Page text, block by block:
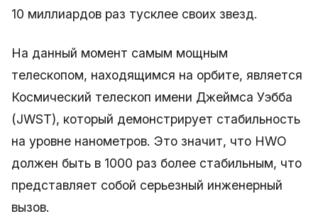
10 миллиардов раз тусклее своих звезд.
На данный момент самым мощным
телескопом, находящимся на орбите, является
Космический телескоп имени Джеймса Уэбба
(JWST), который демонстрирует стабильность
на уровне нанометров. Это значит, что HWO
должен быть в 1000 раз более стабильным, что
представляет собой серьезный инженерный
вызов.